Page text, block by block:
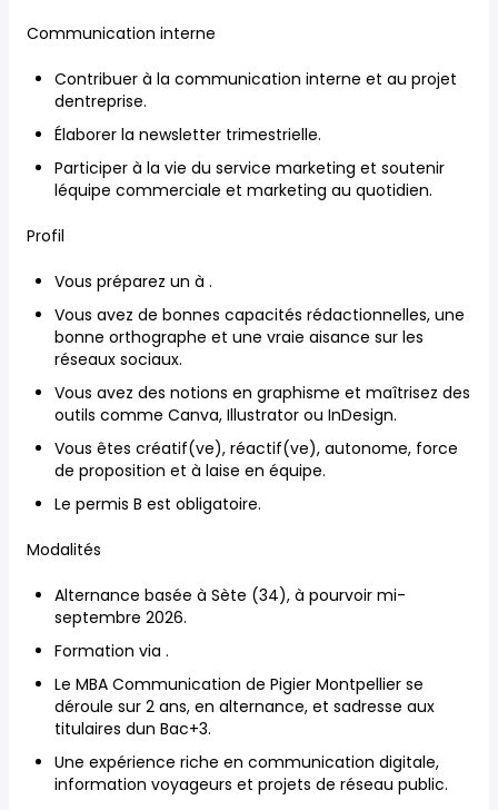
Communication interne
Contribuer à la communication interne et au projet
dentreprise.
Élaborer la newsletter trimestrielle.
Participer à la vie du service marketing et soutenir
léquipe commerciale et marketing au quotidien.
Profil
Vous préparez un à .
Vous avez de bonnes capacités rédactionnelles, une
bonne orthographe et une vraie aisance sur les
réseaux sociaux.
Vous avez des notions en graphisme et maîtrisez des
outils comme Canva, Illustrator ou InDesign.
Vous êtes créatif(ve), réactif(ve), autonome, force
de proposition et à laise en équipe.
Le permis B est obligatoire.
Modalités
Alternance basée à Sète (34), à pourvoir mi-
septembre 2026.
Formation via .
Le MBA Communication de Pigier Montpellier se
déroule sur 2 ans, en alternance, et sadresse aux
titulaires dun Bac+3.
Une expérience riche en communication digitale,
information voyageurs et projets de réseau public.